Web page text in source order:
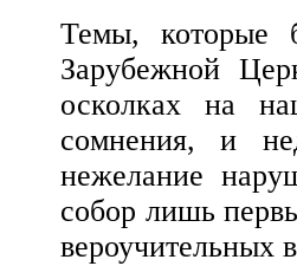
Темы, которые
Зарубежной
осколках на
сомнения, и
нежелание
собор лишь
вероучительных